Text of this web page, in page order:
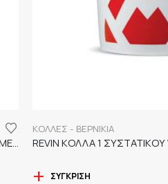
REVIN B3 ΚΟΛΛΑ ΑΔΙΑΒΡΟΧΗ ΚΡΥΣΤΑΛΛΙΖΕ VERMEISTER
ΚΟΛΛΕΣ - ΒΕΡΝΙΚΙΑ
REVIN ΚΟΛΛΑ 1 ΣΥΣΤΑΤΙΚΟΥ
ΣΎΓΚΡΙΣΗ